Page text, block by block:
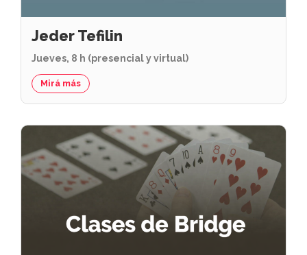
Jeder Tefilin
Jueves, 8 h (presencial y virtual)
Mirá más